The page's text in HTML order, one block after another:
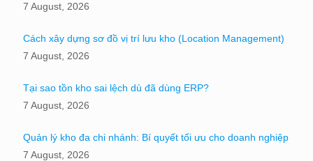
7 August, 2026
Cách xây dựng sơ đồ vị trí lưu kho (Location Management)
7 August, 2026
Tại sao tồn kho sai lệch dù đã dùng ERP?
7 August, 2026
Quản lý kho đa chi nhánh: Bí quyết tối ưu cho doanh nghiệp
7 August, 2026